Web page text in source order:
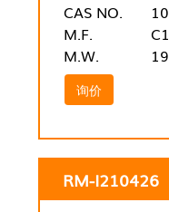
CAS NO.
M.F.
M.W.
询价
RM-I210426